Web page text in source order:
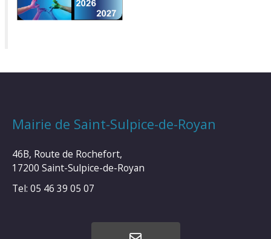
Mairie de Saint-Sulpice-de-Royan
46B, Route de Rochefort,
17200 Saint-Sulpice-de-Royan
Tel: 05 46 39 05 07